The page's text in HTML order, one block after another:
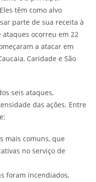
têm como alvo
parte de sua receita à
ocorreu em 22
a atacar em
Caridade e São
seis ataques,
das ações. Entre
mais comuns, que
no serviço de
foram incendiados,